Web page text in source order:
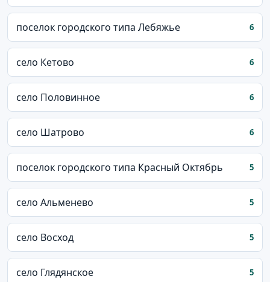
поселок городского типа Лебяжье 6
село Кетово 6
село Половинное 6
село Шатрово 6
поселок городского типа Красный Октябрь 5
село Альменево 5
село Восход 5
село Глядянское 5